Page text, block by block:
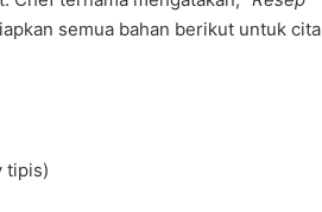
semua bahan berikut untuk cita
tipis)